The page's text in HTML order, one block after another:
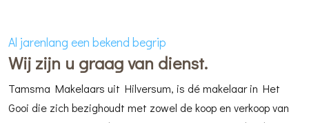
Al jarenlang een bekend begrip
Wij zijn u graag van dienst.
Tamsma Makelaars uit Hilversum, is dé makelaar in Het
Gooi die zich bezighoudt met zowel de koop en verkoop van